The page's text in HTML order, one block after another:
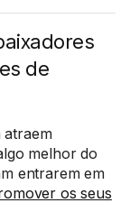
de
atraem
melhor do
entrarem em
os seus